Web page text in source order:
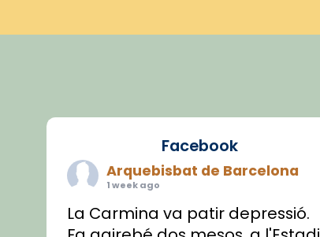
Facebook
Arquebisbat de Barcelona
1 week ago
La Carmina va patir depressió.